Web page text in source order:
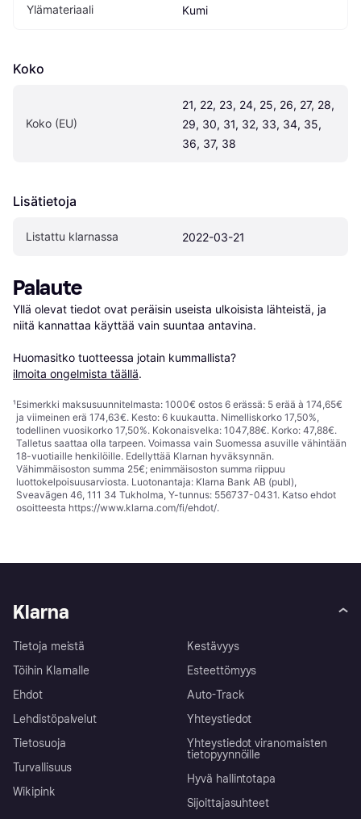
Ylämateriaali Kumi
Koko
Koko (EU)
21, 22, 23, 24, 25, 26, 27, 28,
29, 30, 31, 32, 33, 34, 35,
36, 37, 38
Lisätietoja
Listattu klarnassa 2022-03-21
Palaute
Yllä olevat tiedot ovat peräisin useista ulkoisista lähteistä, ja
niitä kannattaa käyttää vain suuntaa antavina.
Huomasitko tuotteessa jotain kummallista?
ilmoita ongelmista täällä.
¹Esimerkki maksusuunnitelmasta: 1000€ ostos 6 erässä: 5 erää à 174,65€
ja viimeinen erä 174,63€. Kesto: 6 kuukautta. Nimelliskorko 17,50%,
todellinen vuosikorko 17,50%. Kokonaisvelka: 1047,88€. Korko: 47,88€.
Talletus saattaa olla tarpeen. Voimassa vain Suomessa asuville vähintään
18-vuotiaille henkilöille. Edellyttää Klarnan hyväksynnän.
Vähimmäisoston summa 25€; enimmäisoston summa riippuu
luottokelpoisuusarviosta. Luotonantaja: Klarna Bank AB (publ),
Sveavägen 46, 111 34 Tukholma, Y-tunnus: 556737-0431. Katso ehdot
osoitteesta https://www.klarna.com/fi/ehdot/.
Klarna
Tietoja meistä
Töihin Klarnalle
Ehdot
Lehdistöpalvelut
Tietosuoja
Turvallisuus
Wikipink
Kestävyys
Esteettömyys
Auto-Track
Yhteystiedot
Yhteystiedot viranomaisten
tietopyynnöille
Hyvä hallintotapa
Sijoittajasuhteet